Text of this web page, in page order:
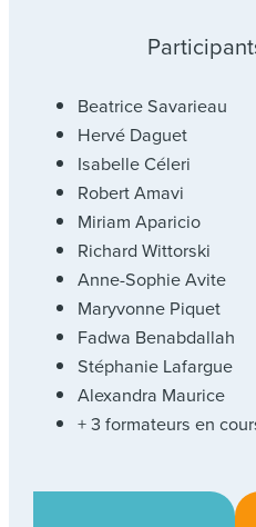
Beatrice Savarieau
Hervé Daguet
Isabelle Céleri
Robert Amavi
Miriam Aparicio
Richard Wittorski
Anne-Sophie Avite
Maryvonne Piquet
Fadwa Benabdallah
Stéphanie Lafargue
Alexandra Maurice
+ 3 formateurs en